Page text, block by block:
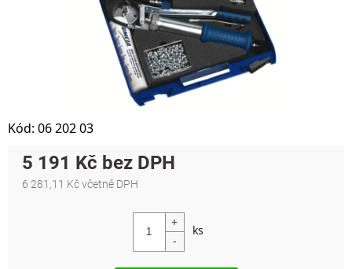
5 191 Kč
6 281,11 Kč včetně DPH
Kód: 06 202 03